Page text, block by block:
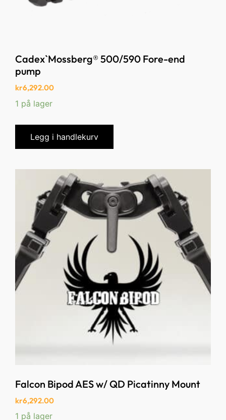
Cadex`Mossberg® 500/590 Fore-end
pump
kr6,292.00
1 på lager
Legg i handlekurv
Falcon Bipod AES w/ QD Picatinny Mount
kr6,292.00
1 på lager